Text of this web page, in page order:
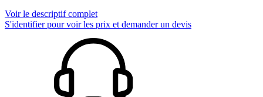
Voir le descriptif complet
S'identifier pour voir les prix et demander un devis